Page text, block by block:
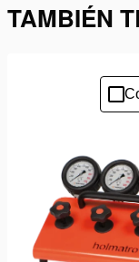
TAMBIÉN